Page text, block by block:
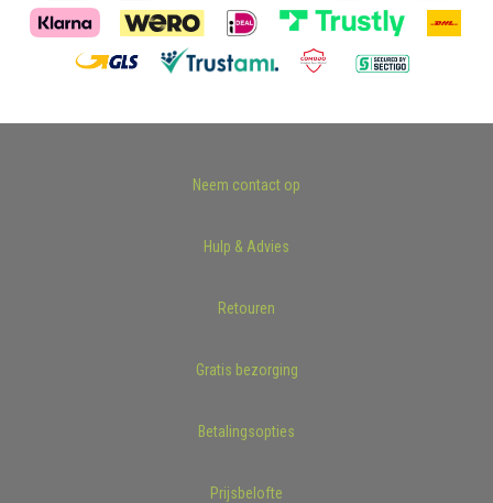
Neem contact op
Hulp & Advies
Retouren
Gratis bezorging
Betalingsopties
Prijsbelofte